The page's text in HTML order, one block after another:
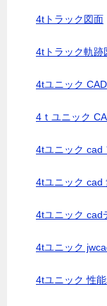
4tトラック図面
4tトラック軌跡
4tユニック CAD
4ｔユニック
4tユニック cad
4tユニック cad
4tユニック cad
4tユニック
4tユニック 性